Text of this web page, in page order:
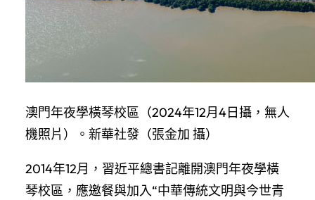
澳門年夜學橫琴校區（2024年12月4日攝，無人
機照片）。新華社發（張金加 攝）
2014年12月，習近平總書記離開澳門年夜學橫
琴校區，應邀餐與加入“中華傳統文明與今世青